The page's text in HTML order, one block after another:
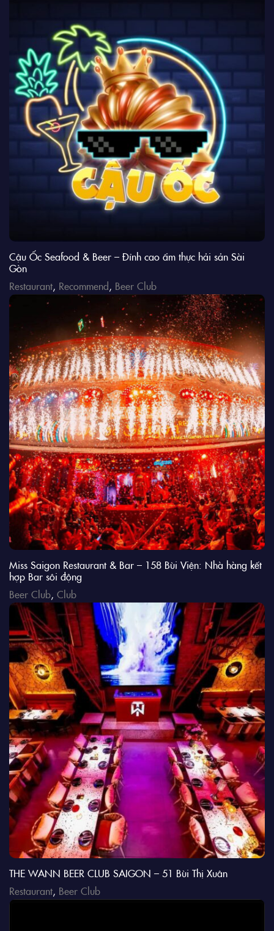
Cậu Ốc Seafood & Beer – Đỉnh cao ẩm thực hải sản Sài
Gòn
Restaurant, Recommend, Beer Club
Miss Saigon Restaurant & Bar – 158 Bùi Viện: Nhà hàng kết
hợp Bar sôi động
Beer Club, Club
THE WANN BEER CLUB SAIGON – 51 Bùi Thị Xuân
Restaurant, Beer Club